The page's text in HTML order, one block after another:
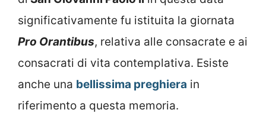
significativamente fu istituita la giornata
Pro Orantibus, relativa alle consacrate e ai
consacrati di vita contemplativa. Esiste
anche una bellissima preghiera in
riferimento a questa memoria.